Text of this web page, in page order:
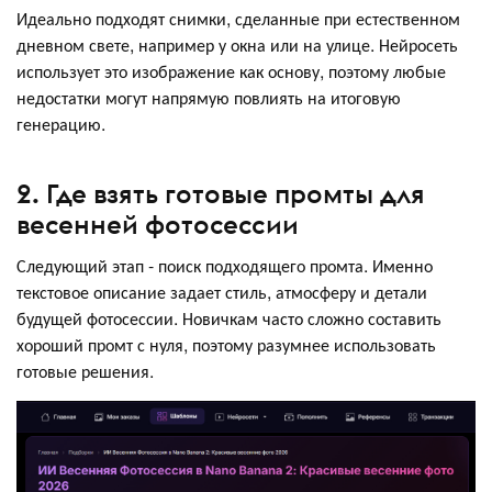
Идеально подходят снимки, сделанные при естественном
дневном свете, например у окна или на улице. Нейросеть
использует это изображение как основу, поэтому любые
недостатки могут напрямую повлиять на итоговую
генерацию.
2. Где взять готовые промты для
весенней фотосессии
Следующий этап - поиск подходящего промта. Именно
текстовое описание задает стиль, атмосферу и детали
будущей фотосессии. Новичкам часто сложно составить
хороший промт с нуля, поэтому разумнее использовать
готовые решения.